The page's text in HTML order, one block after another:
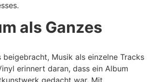
als Ganzes
beigebracht, Musik als einzelne Tracks
erinnert daran, dass ein Album
gedacht war. Mit